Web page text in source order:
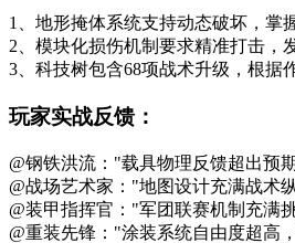
1、地形掩体系统支持动态破坏，掌
2、模块化损伤机制要求精准打击，
3、科技树包含68项战术升级，根据
玩家实战反馈：
@钢铁洪流："载具物理反馈超出预
@战场艺术家："地图设计充满战术
@装甲指挥官："军团联赛机制充满
@重装先锋："涂装系统自由度超高